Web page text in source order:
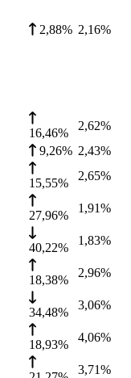
2,88% 2,16%
16,46%
2,62%
9,26% 2,43%
15,55%
2,65%
27,96%
1,91%
40,22%
1,83%
18,38%
2,96%
34,48%
3,06%
18,93%
4,06%
3,71%